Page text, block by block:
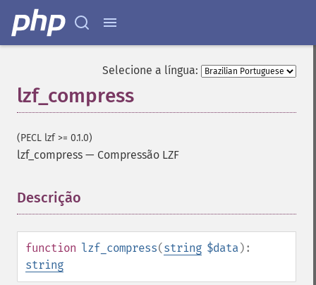
Selecione a língua:
lzf_compress
(PECL lzf >= 0.1.0)
lzf_compress — Compressão LZF
Descrição
function lzf_compress(string $data):
string